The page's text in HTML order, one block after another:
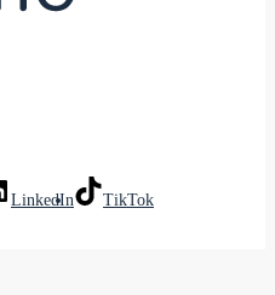
LinkedIn TikTok